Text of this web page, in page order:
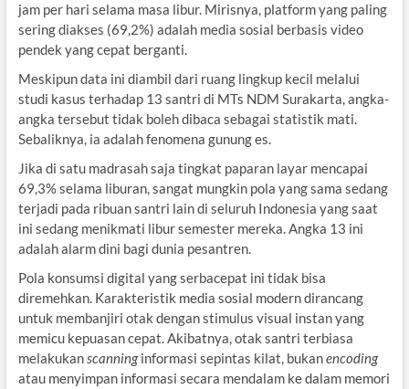
jam per hari selama masa libur. Mirisnya, platform yang paling
sering diakses (69,2%) adalah media sosial berbasis video
pendek yang cepat berganti.
Meskipun data ini diambil dari ruang lingkup kecil melalui
studi kasus terhadap 13 santri di MTs NDM Surakarta, angka-
angka tersebut tidak boleh dibaca sebagai statistik mati.
Sebaliknya, ia adalah fenomena gunung es.
Jika di satu madrasah saja tingkat paparan layar mencapai
69,3% selama liburan, sangat mungkin pola yang sama sedang
terjadi pada ribuan santri lain di seluruh Indonesia yang saat
ini sedang menikmati libur semester mereka. Angka 13 ini
adalah alarm dini bagi dunia pesantren.
Pola konsumsi digital yang serbacepat ini tidak bisa
diremehkan. Karakteristik media sosial modern dirancang
untuk membanjiri otak dengan stimulus visual instan yang
memicu kepuasan cepat. Akibatnya, otak santri terbiasa
melakukanscanninginformasi sepintas kilat, bukanencoding
atau menyimpan informasi secara mendalam ke dalam memori